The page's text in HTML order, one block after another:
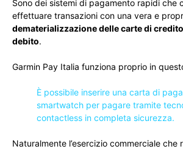
Sono dei sistemi di pagamento rapidi che
effettuare transazioni con una vera e
dematerializzazione delle carte di credito
debito.
Garmin Pay Italia funziona proprio in
È possibile inserire una carta di
smartwatch per pagare tramite
contactless in completa sicurezza.
Naturalmente l’esercizio commerciale che